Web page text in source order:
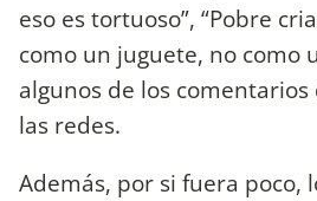
eso es tortuoso”, “Pobre
como un juguete, no como
algunos de los
las redes.
Además, por si fuera poco,